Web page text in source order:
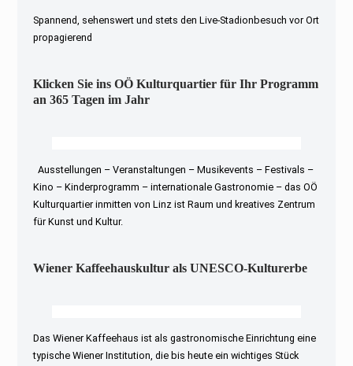
Spannend, sehenswert und stets den Live-Stadionbesuch vor Ort
propagierend
Klicken Sie ins OÖ Kulturquartier für Ihr Programm
an 365 Tagen im Jahr
Ausstellungen – Veranstaltungen – Musikevents – Festivals –
Kino – Kinderprogramm – internationale Gastronomie – das OÖ
Kulturquartier inmitten von Linz ist Raum und kreatives Zentrum
für Kunst und Kultur.
Wiener Kaffeehauskultur als UNESCO-Kulturerbe
Das Wiener Kaffeehaus ist als gastronomische Einrichtung eine
typische Wiener Institution, die bis heute ein wichtiges Stück